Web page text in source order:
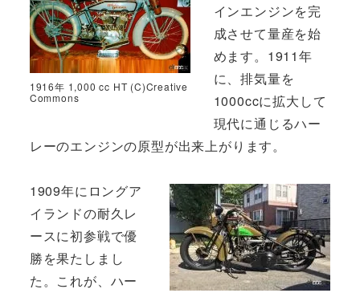
1916年 1,000 cc HT (C)Creative
Commons
インエンジンを完
成させて量産を始
めます。1911年
に、排気量を
1000ccに拡大して
現代に通じるハー
レーのエンジンの原型が出来上がります。
1909年にロングア
イランドの耐久レ
ースに初参戦で優
勝を果たしまし
た。これが、ハー